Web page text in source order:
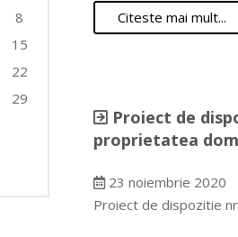
Citeste mai mult...
Proiect de
proprietatea
23 noiembrie 2020
Proiect de dispozitie
8
15
22
29